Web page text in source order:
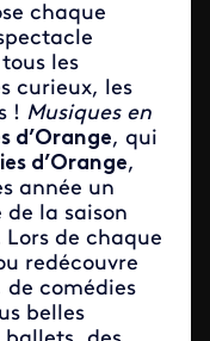
chaque
les
curieux, les
! Musiques en
d’Orange, qui
d’Orange,
année un
la saison
de chaque
redécouvre
de comédies
belles